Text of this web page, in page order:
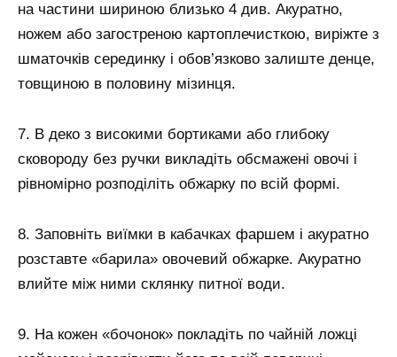
на частини шириною близько 4 див. Акуратно,
ножем або загостреною картоплечисткою, виріжте з
шматочків серединку і обов’язково залиште денце,
товщиною в половину мізинця.
7. В деко з високими бортиками або глибоку
сковороду без ручки викладіть обсмажені овочі і
рівномірно розподіліть обжарку по всій формі.
8. Заповніть виїмки в кабачках фаршем і акуратно
розставте «барила» овочевий обжарке. Акуратно
влийте між ними склянку питної води.
9. На кожен «бочонок» покладіть по чайній ложці